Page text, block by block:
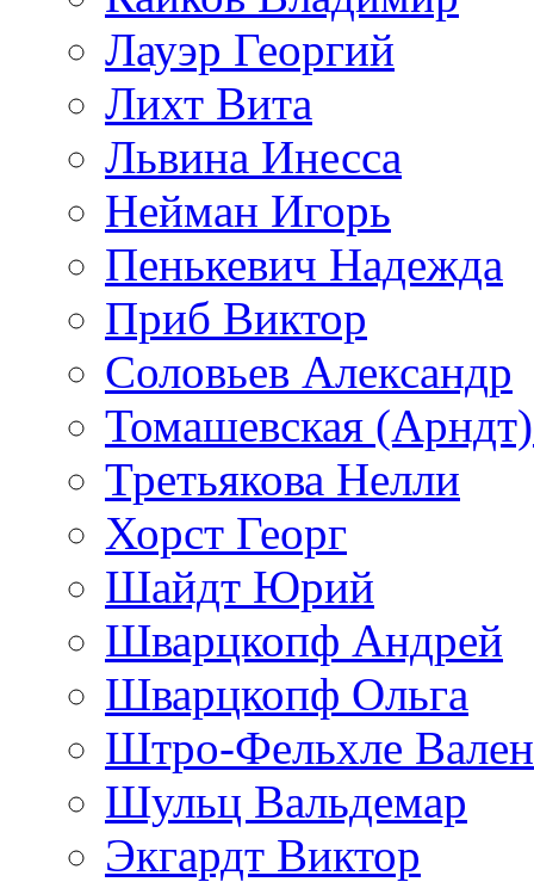
Лауэр Георгий
Лихт Вита
Львина Инесса
Нейман Игорь
Пенькевич Надежда
Приб Виктор
Соловьев Александр
Томашевская
Третьякова Нелли
Хорст Георг
Шайдт Юрий
Шварцкопф Андрей
Шварцкопф Ольга
Штро-Фельхле
Шульц Вальдемар
Экгардт Виктор